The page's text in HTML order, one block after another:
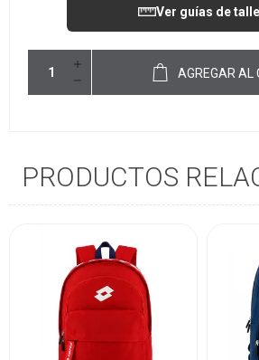
Ver guías de
AGREGAR AL
PRODUCTOS